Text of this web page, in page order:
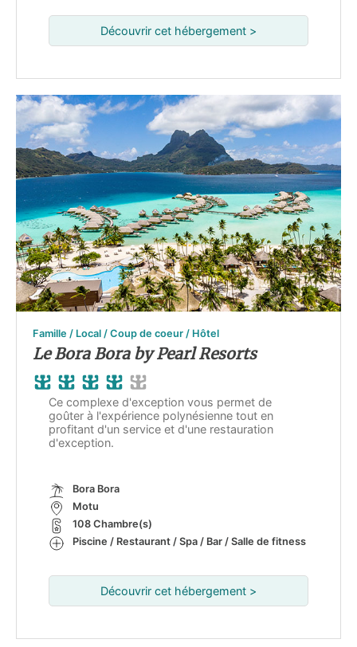
Découvrir cet hébergement >
Famille / Local / Coup de coeur / Hôtel
Le Bora Bora by Pearl Resorts
Ce complexe d'exception vous permet de
goûter à l'expérience polynésienne tout en
profitant d'un service et d'une restauration
d'exception.
Bora Bora
Motu
108 Chambre(s)
Piscine / Restaurant / Spa / Bar / Salle de fitness
Découvrir cet hébergement >